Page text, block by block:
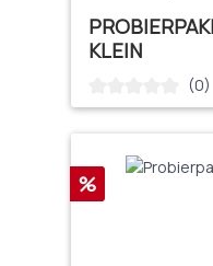
KLEIN
(0)
Rabatt
%